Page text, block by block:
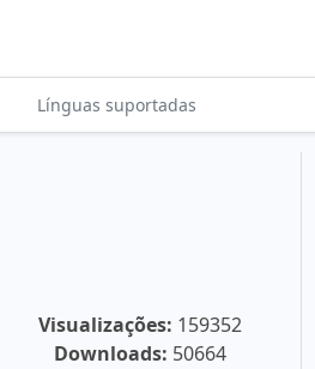
Línguas suportadas
Visualizações: 159352
Downloads: 50664